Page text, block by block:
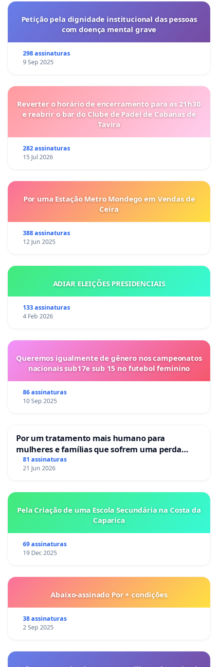
Petição pela dignidade institucional das pessoas
com doença mental grave
298 assinaturas
9 Sep 2025
Reverter o horário de encerramento para as 21h30
e reabrir o bar do Clube de Padel de Cabanas de
Tavira
282 assinaturas
15 Jul 2026
Por uma Estação Metro Mondego em Vendas de
Ceira
388 assinaturas
12 Jun 2025
ADIAR ELEIÇÕES PRESIDENCIAIS
133 assinaturas
4 Feb 2026
Queremos igualmente de gênero nos campeonatos
nacionais sub17e sub 15 no futebol feminino
86 assinaturas
10 Sep 2025
Por um tratamento mais humano para
mulheres e famílias que sofrem uma perda
gestacional nos hospitais portugueses
81 assinaturas
21 Jun 2026
Pela Criação de uma Escola Secundária na Costa da
Caparica
69 assinaturas
19 Dec 2025
Abaixo-assinado Por + condições
38 assinaturas
2 Sep 2025